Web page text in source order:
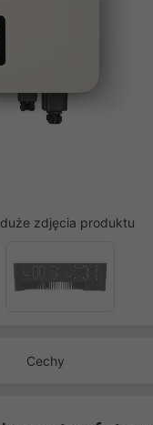
zdjęcia produktu
Cechy